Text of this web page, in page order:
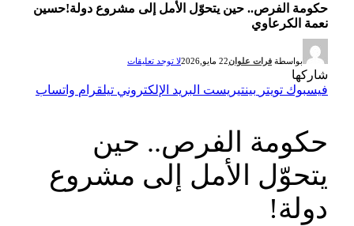
حكومة الفرص.. حين يتحوّل الأمل إلى مشروع دولة!حسين
نعمة الكرعاوي
بواسطة فرات علوان 22 مايو,2026 لا توجد تعليقات
شاركها
فيسبوك تويتر بينتيريست البريد الإلكتروني تيلقرام واتساب
حكومة الفرص.. حين
يتحوّل الأمل إلى مشروع
دولة!